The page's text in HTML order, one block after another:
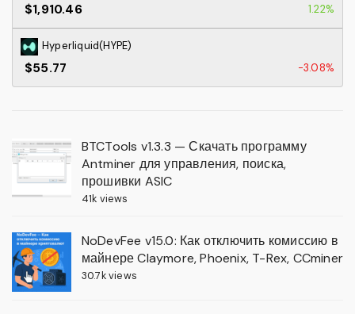
$1,910.46 1.22%
Hyperliquid(HYPE)
$55.77 -3.08%
BTCTools v1.3.3 — Скачать программу
Antminer для управления, поиска,
прошивки ASIC
41k views
NoDevFee v15.0: Как отключить комиссию в
майнере Claymore, Phoenix, T-Rex, CCminer
30.7k views